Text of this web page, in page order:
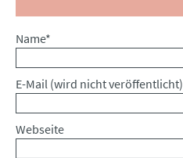
Pflichtfeld
Name*
Pflichtfeld
E-Mail (wird nicht veröffentlicht)
Webseite